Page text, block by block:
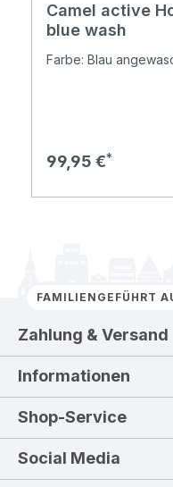
Camel active
blue wash
Farbe: Blau
Regulärer Preis:
99,95 €
FAMILIENGEFÜHRT
Zahlung & Versand
Informationen
Shop-Service
Social Media